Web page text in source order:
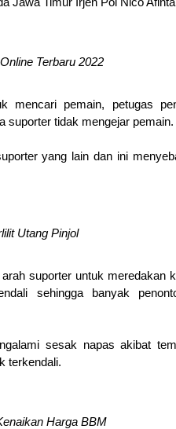
Terbaru 2022
mencari pemain, petugas
suporter tidak mengejar pemain.
yang lain dan ini
Utang Pinjol
suporter untuk meredakan
sehingga banyak
sesak napas akibat
terkendali.
Harga BBM